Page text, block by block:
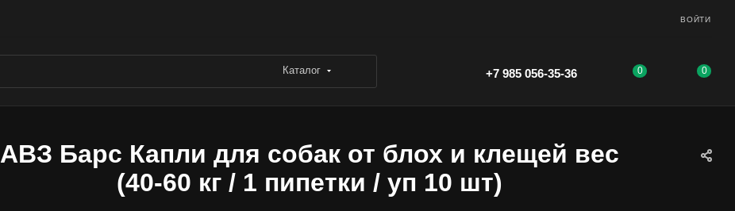
ВОЙТИ
Каталог +7 985 056-35-36 0 0
АВЗ Барс Капли для собак от блох и клещей вес
(40-60 кг / 1 пипетки / уп 10 шт)